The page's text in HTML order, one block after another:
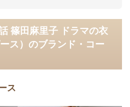
篠田麻里子 ドラマの衣
ス）のブランド・コー
ス